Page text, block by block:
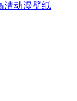
清动漫壁纸